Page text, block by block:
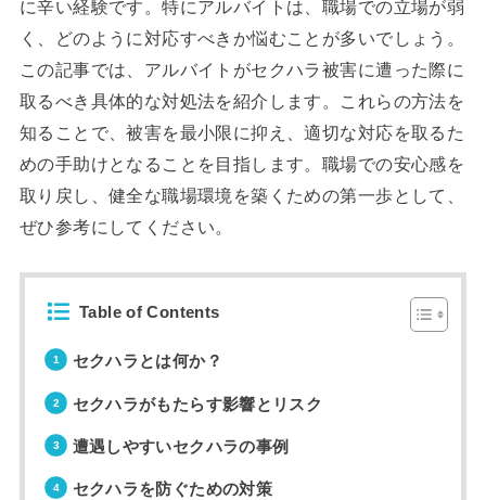
に辛い経験です。特にアルバイトは、職場での立場が弱
く、どのように対応すべきか悩むことが多いでしょう。
この記事では、アルバイトがセクハラ被害に遭った際に
取るべき具体的な対処法を紹介します。これらの方法を
知ることで、被害を最小限に抑え、適切な対応を取るた
めの手助けとなることを目指します。職場での安心感を
取り戻し、健全な職場環境を築くための第一歩として、
ぜひ参考にしてください。
Table of Contents
セクハラとは何か？
セクハラがもたらす影響とリスク
遭遇しやすいセクハラの事例
セクハラを防ぐための対策